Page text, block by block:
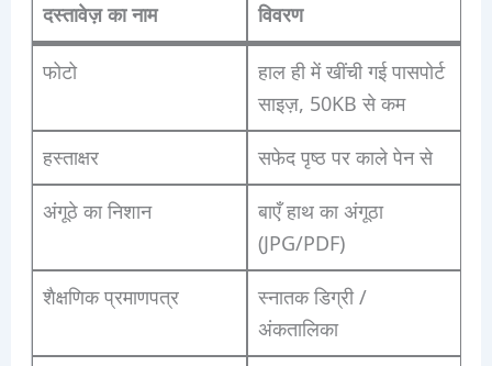
दस्तावेज़ का नाम विवरण
फोटो
हाल ही में खींची गई पासपोर्ट
साइज़, 50KB से कम
हस्ताक्षर सफेद पृष्ठ पर काले पेन से
अंगूठे का निशान
बाएँ हाथ का अंगूठा
(JPG/PDF)
शैक्षणिक प्रमाणपत्र
स्नातक डिग्री /
अंकतालिका